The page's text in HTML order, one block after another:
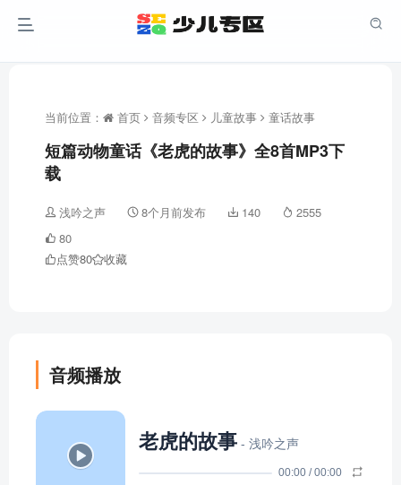
当前位置： 首页 音频专区 儿童故事 童话故事
短篇动物童话《老虎的故事》全8首MP3下
载
浅吟之声 8个月前发布 140
2555
80
点赞80 收藏
音频播放
老虎的故事 - 浅吟之声
00:00 /00:00